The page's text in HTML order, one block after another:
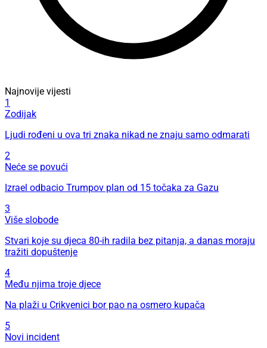
Najnovije vijesti
1
Zodijak
Ljudi rođeni u ova tri znaka nikad ne znaju samo odmarati
2
Neće se povući
Izrael odbacio Trumpov plan od 15 točaka za Gazu
3
Više slobode
Stvari koje su djeca 80-ih radila bez pitanja, a danas moraju
tražiti dopuštenje
4
Među njima troje djece
Na plaži u Crikvenici bor pao na osmero kupača
5
Novi incident